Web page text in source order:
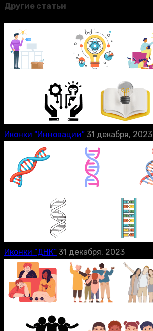
Другие статьи
Иконки “Инновации” 31 декабря, 2023
Иконки “ДНК” 31 декабря, 2023